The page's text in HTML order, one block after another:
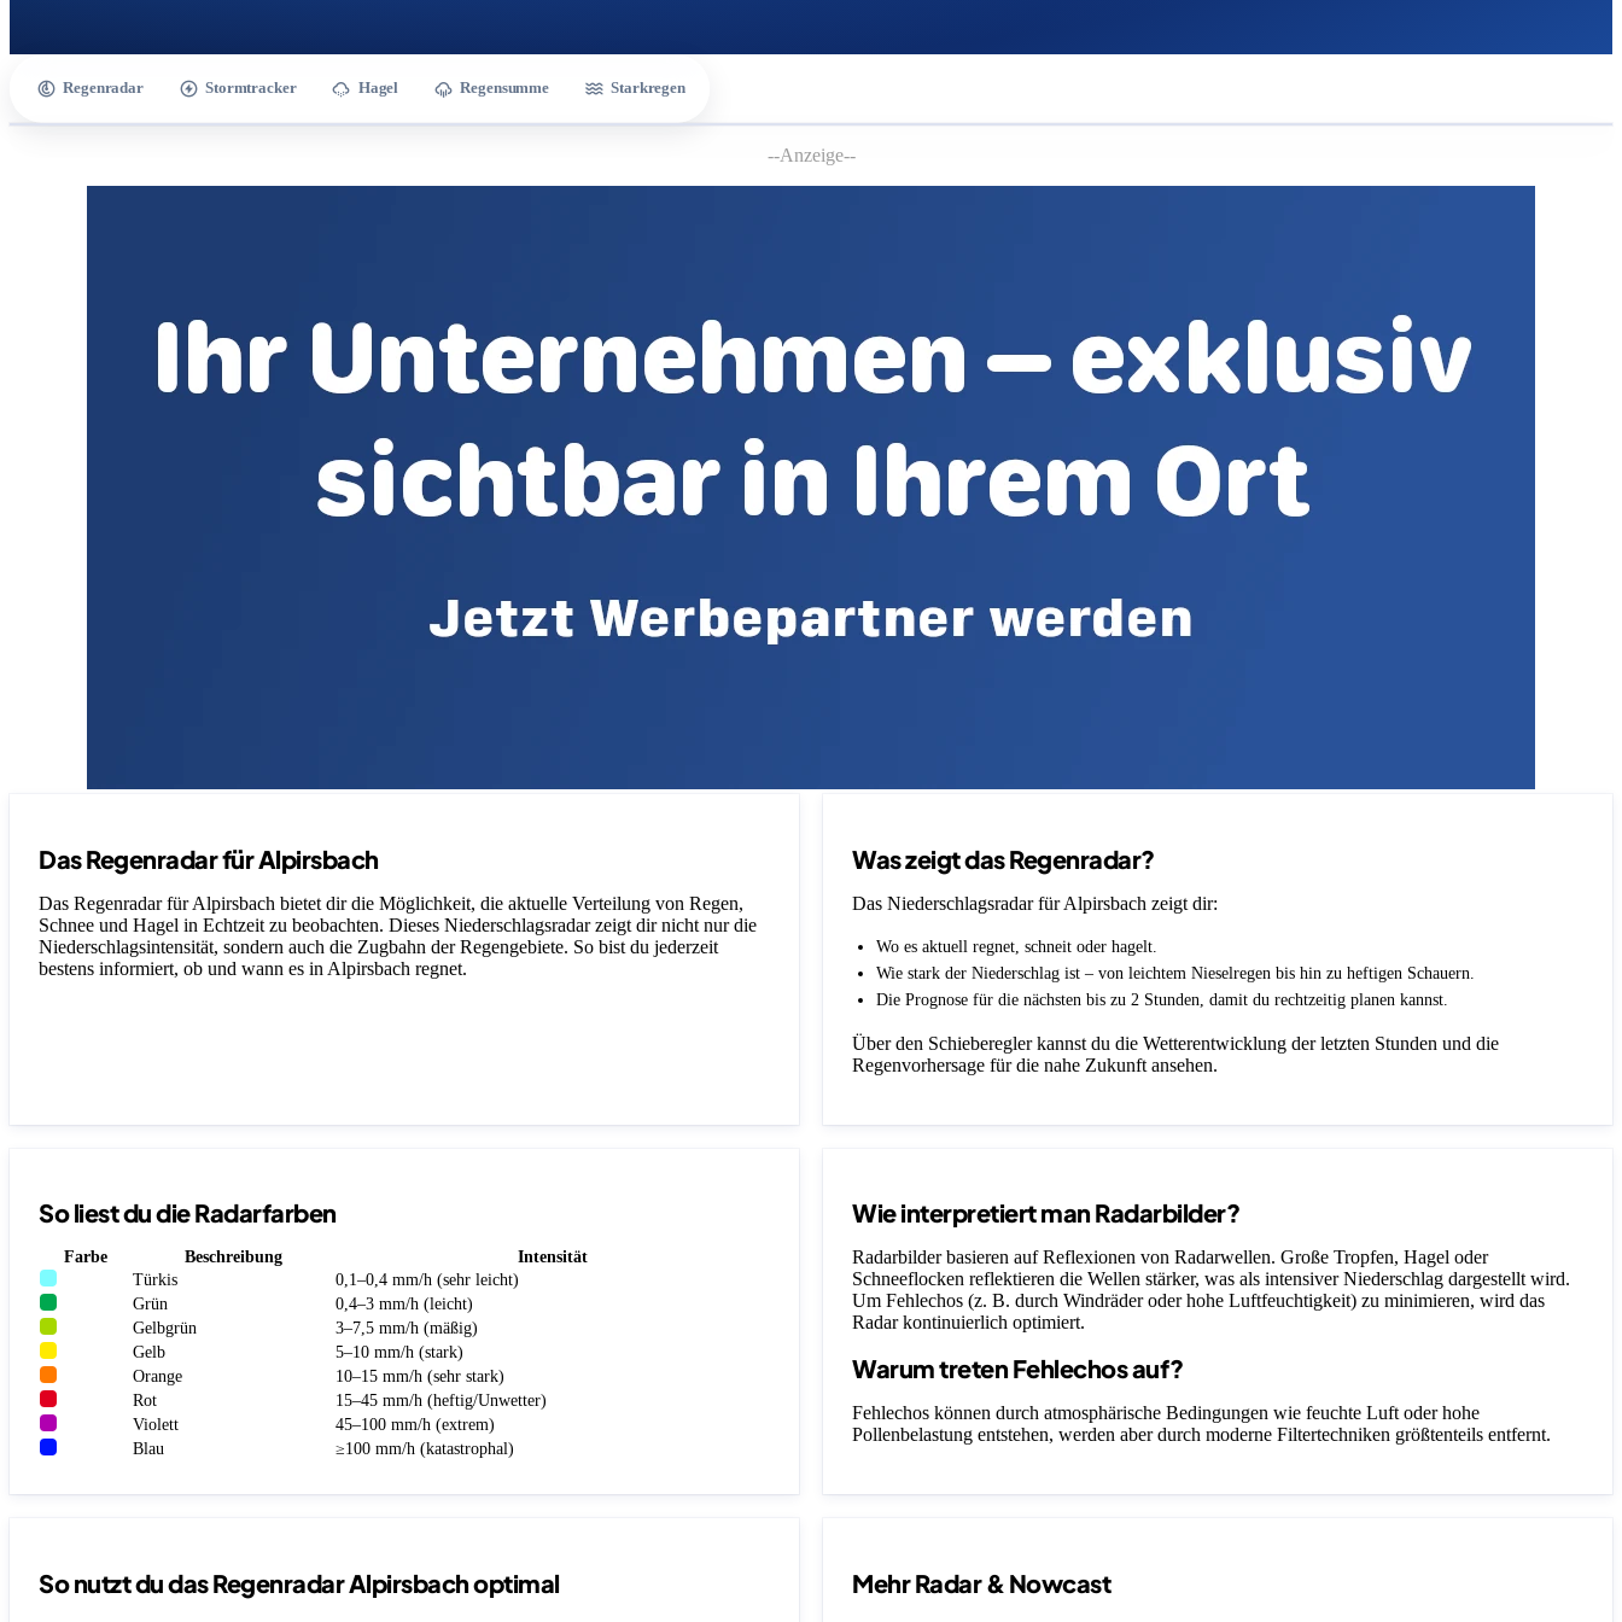
Regenradar Stormtracker Hagel Regensumme Starkregen
--Anzeige--
Das Regenradar für Alpirsbach
Das Regenradar für Alpirsbach bietet dir die Möglichkeit, die aktuelle Verteilung von Regen,
Schnee und Hagel in Echtzeit zu beobachten. Dieses Niederschlagsradar zeigt dir nicht nur die
Niederschlagsintensität, sondern auch die Zugbahn der Regengebiete. So bist du jederzeit
bestens informiert, ob und wann es in Alpirsbach regnet.
Was zeigt das Regenradar?
Das Niederschlagsradar für Alpirsbach zeigt dir:
Wo es aktuell regnet, schneit oder hagelt.
Wie stark der Niederschlag ist – von leichtem Nieselregen bis hin zu heftigen Schauern.
Die Prognose für die nächsten bis zu 2 Stunden, damit du rechtzeitig planen kannst.
Über den Schieberegler kannst du die Wetterentwicklung der letzten Stunden und die
Regenvorhersage für die nahe Zukunft ansehen.
So liest du die Radarfarben
Farbe Beschreibung
Intensität
Türkis
0,1–0,4 mm/h (sehr leicht)
Grün
0,4–3 mm/h (leicht)
Gelbgrün
3–7,5 mm/h (mäßig)
Gelb
5–10 mm/h (stark)
Orange
10–15 mm/h (sehr stark)
Rot
15–45 mm/h (heftig/Unwetter)
Violett
45–100 mm/h (extrem)
Blau
≥100 mm/h (katastrophal)
Wie interpretiert man Radarbilder?
Radarbilder basieren auf Reflexionen von Radarwellen. Große Tropfen, Hagel oder
Schneeflocken reflektieren die Wellen stärker, was als intensiver Niederschlag dargestellt wird.
Um Fehlechos (z. B. durch Windräder oder hohe Luftfeuchtigkeit) zu minimieren, wird das
Radar kontinuierlich optimiert.
Warum treten Fehlechos auf?
Fehlechos können durch atmosphärische Bedingungen wie feuchte Luft oder hohe
Pollenbelastung entstehen, werden aber durch moderne Filtertechniken größtenteils entfernt.
So nutzt du das Regenradar Alpirsbach optimal Mehr Radar & Nowcast